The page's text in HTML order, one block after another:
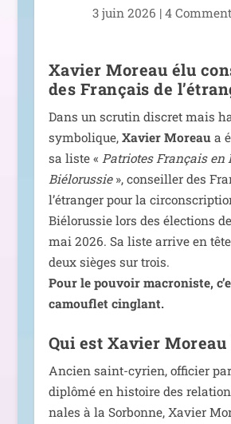
3 juin 2026 |4
Xavier Moreau élu
des Français de
Dans un scru­tin dis­cret mais
sym­bo­lique, Xavier Moreau a
sa liste « Patriotes Français en
Biélorussie», conseiller des
l’étranger pour la
Biélorussie lors des élec­tions
mai 2026. Sa liste arrive en
deux sièges sur trois.
Pour le pou­voir macro­niste,
camou­flet cinglant.
Qui est Xavier Moreau
Ancien saint-cyrien, offi­cier
diplô­mé en his­toire des
nales à la Sorbonne, Xavier